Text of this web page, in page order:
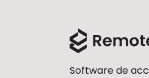
Software de